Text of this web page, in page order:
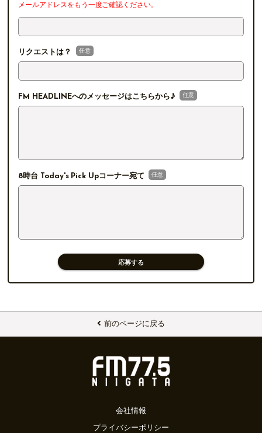
メールアドレスをもう一度ご確認ください。
リクエストは？ 任意
FM HEADLINEへのメッセージはこちらから♪ 任意
8時台 Today's Pick Upコーナー宛て 任意
応募する
前のページに戻る
会社情報
プライバシーポリシー